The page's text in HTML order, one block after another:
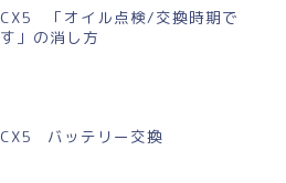
CX5 「オイル点検/交換時期で
す」の消し方
CX5 バッテリー交換